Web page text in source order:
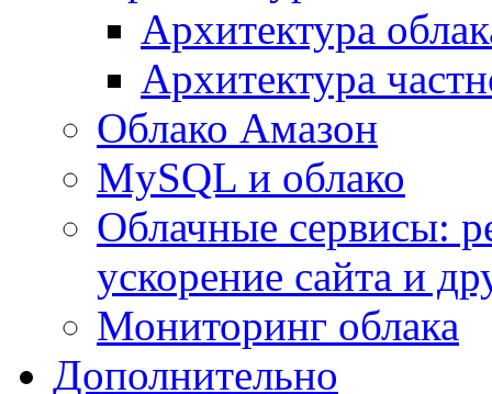
Архитектура
Архитектура
Облако Амазон
MySQL и облако
Облачные сервисы:
ускорение сайта и
Мониторинг облака
Дополнительно